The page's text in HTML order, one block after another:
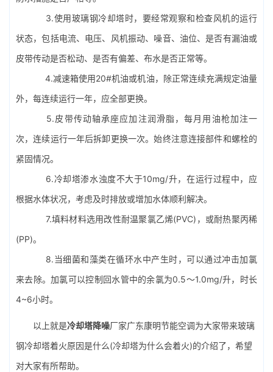
3.使用玻璃钢冷却塔时，要经常观察和检查风机的运行
状态，包括电流、电压、风机振动、噪音、油位、是否有漏油或
皮带传动是否松动、是否有偏差、布水是否正常等。
4.减速箱使用20#机油或机油，除正常连续充满规定油量
外，每连续运行一年，应全部更换。
5.皮带传动轴承座应加注润滑脂，每月用油枪加注一
次，连续运行一年后拆卸更换一次。始终注意连接部件和螺栓的
紧固情况。
6.冷却塔渗水浊度不大于10mg/升，在运行过程中，应
根据水体状况，考虑及时排放或增加水体顺利解决。
7.填料材料选用改性耐温聚氯乙烯(PVC)，或耐热聚丙稀
(PP)。
8.当细菌和藻类在循环水中产生时，可以通过冲击加氯
来去除。加氯可以控制回水管中的余氯为0.5～1.0mg/升，时长
4~6小时。
以上就是冷却塔降噪厂家广东康明节能空调为大家带来玻璃
钢冷却塔着火原因是什么(冷却塔为什么会着火)的介绍了，希望
对大家有所帮助。